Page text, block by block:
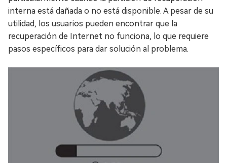
interna está dañada o no está disponible. A pesar de su
utilidad, los usuarios pueden encontrar que la
recuperación de Internet no funciona, lo que requiere
pasos específicos para dar solución al problema.